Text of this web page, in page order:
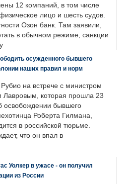
12 компаний, в том числе
лицо и шесть судов.
Озон банк. Там заявили,
в обычном режиме, санкции
осужденного бывшего
наших правил и норм
на встрече с министром
Лавровым, которая прошла 23
освобождении бывшего
Роберта Гилмана,
в российской тюрьме.
что он впал в
Уолкер в ужасе - он получил
из России